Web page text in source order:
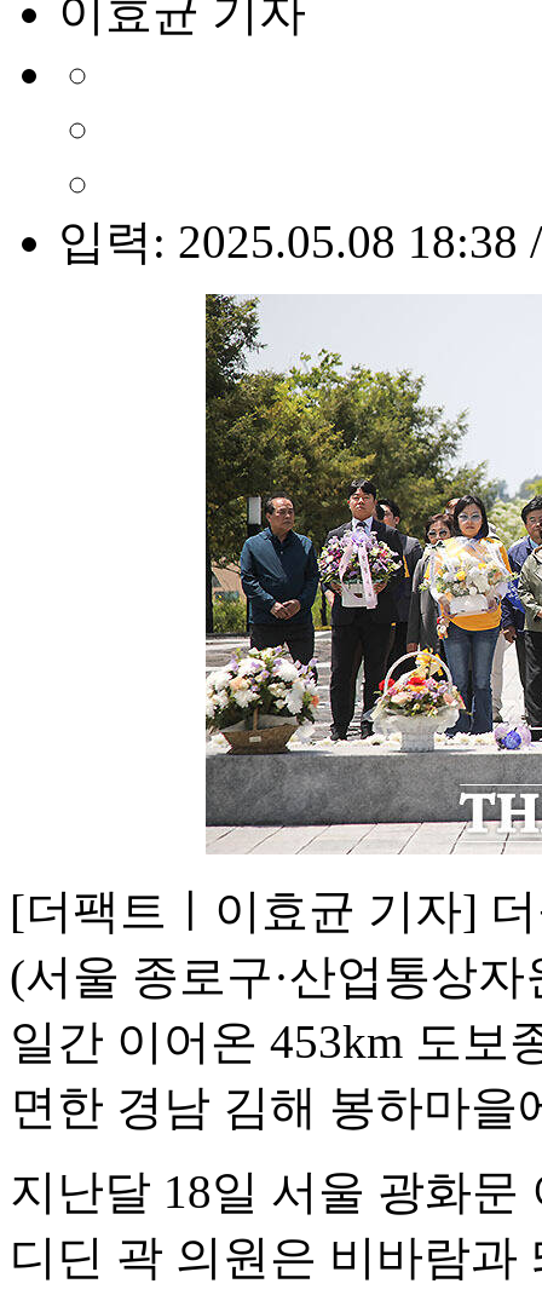
이효균 기자
입력: 2025.05.08 18:38
[더팩트ㅣ이효균 기자]
(서울 종로구·산업통상
일간 이어온 453km 도보
면한 경남 김해 봉하마을
지난달 18일 서울 광화
디딘 곽 의원은 비바람과